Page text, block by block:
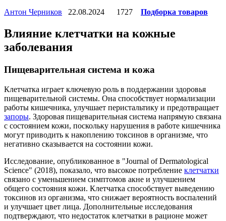
Антон Черников
22.08.2024 1727 Подборка товаров
Влияние клетчатки на кожные
заболевания
Пищеварительная система и кожа
Клетчатка играет ключевую роль в поддержании здоровья
пищеварительной системы. Она способствует нормализации
работы кишечника, улучшает перистальтику и предотвращает
запоры. Здоровая пищеварительная система напрямую связана
с состоянием кожи, поскольку нарушения в работе кишечника
могут приводить к накоплению токсинов в организме, что
негативно сказывается на состоянии кожи.
Исследование, опубликованное в "Journal of Dermatological
Science" (2018), показало, что высокое потребление клетчатки
связано с уменьшением симптомов акне и улучшением
общего состояния кожи. Клетчатка способствует выведению
токсинов из организма, что снижает вероятность воспалений
и улучшает цвет лица. Дополнительные исследования
подтверждают, что недостаток клетчатки в рационе может